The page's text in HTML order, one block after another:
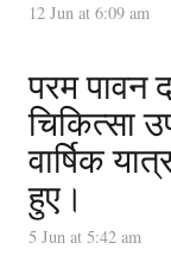
12 Jun at 6:09 am
परम पावन
चिकित्सा
वार्षिक
हुए।
5 Jun at 5:42 am